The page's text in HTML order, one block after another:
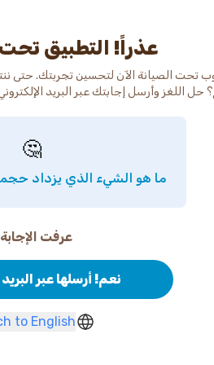
عذراً! التطبيق
تحت الصيانة الآن لتحسين تجربتك. حتى
حل اللغز وأرسل إجابتك عبر البريد
🤔
ما هو الشيء الذي يزداد
عرفت
نعم! أرسلها عبر البريد
to English